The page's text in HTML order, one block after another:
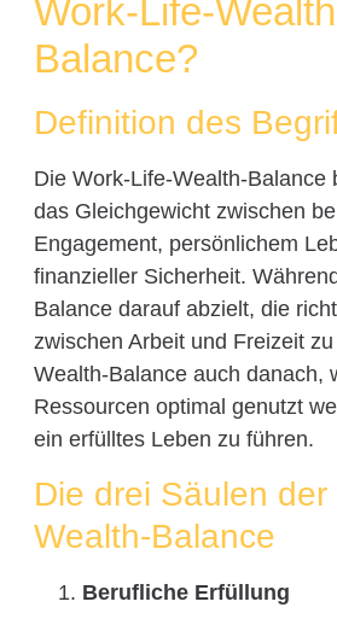
Work-Life-
Balance?
Definition des
Die Work-Life-Wealth-Balance
das Gleichgewicht zwischen
Engagement, persönlichem
finanzieller Sicherheit.
Balance darauf abzielt, die
zwischen Arbeit und Freizeit
Wealth-Balance auch danach,
Ressourcen optimal genutzt
ein erfülltes Leben zu führen.
Die drei Säulen der
Wealth-Balance
Berufliche Erfüllung